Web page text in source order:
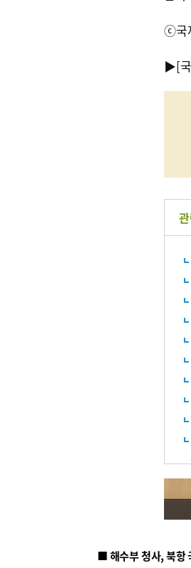
ⓒ국
▶[
■ 해수부 청사, 북항